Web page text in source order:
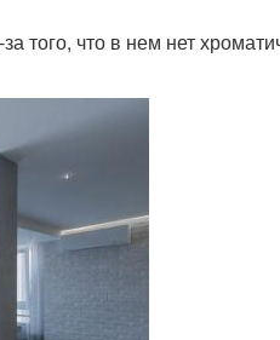
того, что в нем нет